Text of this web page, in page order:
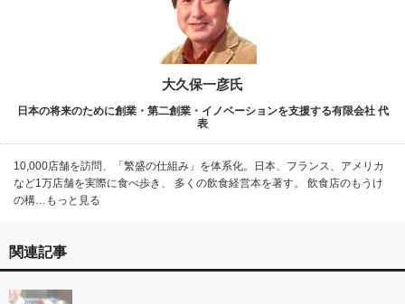
大久保一彦氏
日本の将来のために創業・第二創業・イノベーションを支援する有限会社 代
表
10,000店舗を訪問、「繁盛の仕組み」を体系化。日本、フランス、アメリカ
など1万店舗を実際に食べ歩き、 多くの飲食経営本を著す。 飲食店のもうけ
の構…もっと見る
関連記事